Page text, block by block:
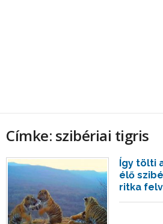
Címke: szibériai tigris
Így tölti
élő
ritka